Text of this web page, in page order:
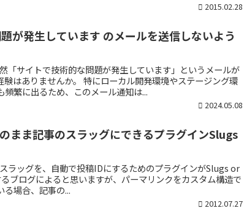
2015.02.28
が発生しています のメールを送信しないよう
「サイトで技術的な問題が発生しています」というメールが
はありませんか。 特にローカル開発環境やステージング環
繁に出るため、このメール通知は...
2024.05.08
まま記事のスラッグにできるプラグインSlugs
ラッグを、自動で投稿IDにするためのプラグインがSlugs or
ブログによると思いますが、パーマリンクをカスタム構造で
る場合、記事の...
2012.07.27